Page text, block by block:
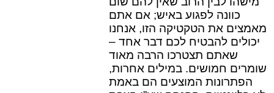
כוונה לפגוע באיש; אם אתם
מאמצים את הטקטיקה הזו, אנחנו
יכולים להבטיח לכם דבר אחד –
שאתם תצטרכו הרבה מאוד
שומרים חמושים. במילים אחרות,
הפתרונות המוצעים הם באמת